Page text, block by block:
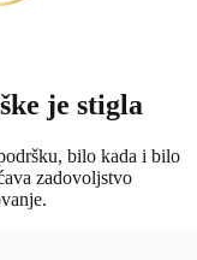
je stigla
bilo kada i bilo
zadovoljstvo